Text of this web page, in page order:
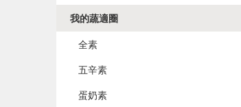
我的蔬適圈
全素
五辛素
蛋奶素